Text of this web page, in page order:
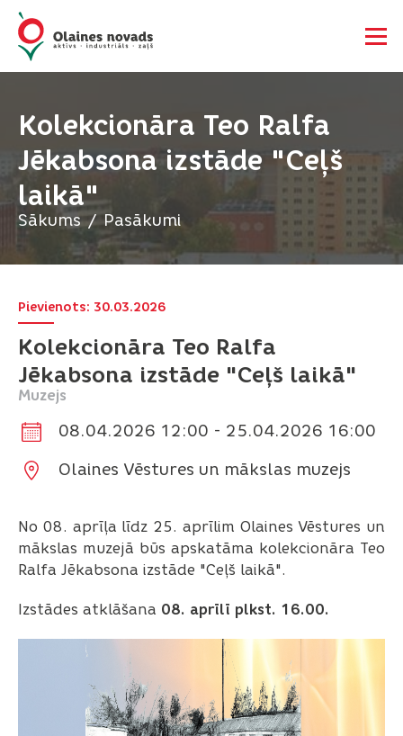
Kolekcionāra Teo Ralfa
Jēkabsona izstāde "Ceļš
laikā"
Sākums Pasākumi
Kolekcionāra Teo Ralfa
Jēkabsona izstāde "Ceļš laikā"
Pievienots: 30.03.2026
Muzejs
08.04.2026 12:00 - 25.04.2026 16:00
Olaines Vēstures un mākslas muzejs
No 08. aprīļa līdz 25. aprīlim Olaines Vēstures un
mākslas muzejā būs apskatāma kolekcionāra Teo
Ralfa Jēkabsona izstāde "Ceļš laikā".
Izstādes atklāšana 08. aprīlī plkst. 16.00.